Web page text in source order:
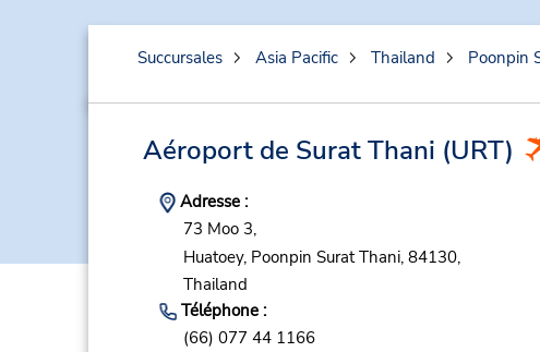
Succursales Asia Pacific Thailand Poonpin
Aéroport de Surat Thani (URT)
Adresse :
73 Moo 3,
Huatoey, Poonpin Surat Thani, 84130,
Thailand
Téléphone :
(66) 077 44 1166